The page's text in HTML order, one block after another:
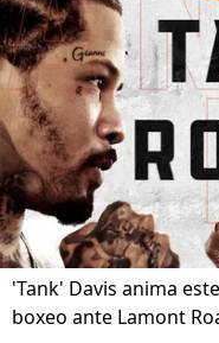
'Tank' Davis anima
boxeo ante Lamont